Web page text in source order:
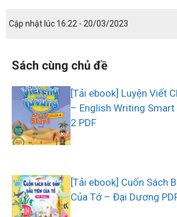
Cập nhật lúc 16:22 - 20/03/2023
Sách cùng chủ đề
[Tải ebook] Luyện Viết
– English Writing
2 PDF
[Tải ebook] Cuốn Sách
Của Tớ – Đại Dương